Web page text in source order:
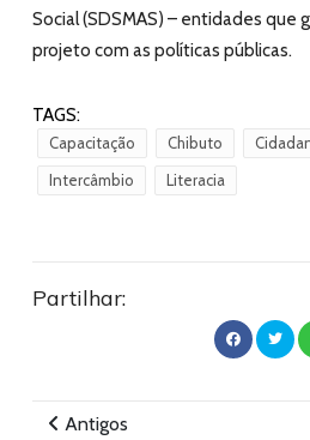
Social (SDSMAS) – entidades que
projeto com as políticas públicas.
TAGS:
Capacitação Chibuto
Intercâmbio
Literacia
Partilhar:
Antigos